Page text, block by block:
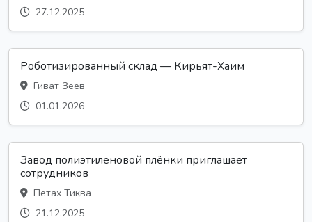
27.12.2025
Роботизированный склад — Кирьят-Хаим
Гиват Зеев
01.01.2026
Завод полиэтиленовой плёнки приглашает
сотрудников
Петах Тиква
21.12.2025